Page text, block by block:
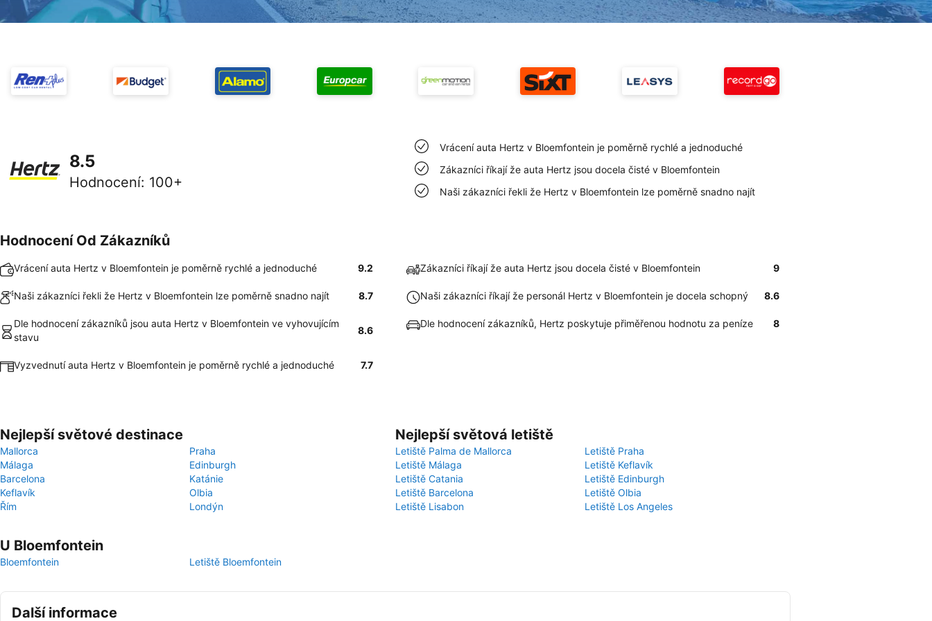
8.5
Hodnocení: 100+
Vrácení auta Hertz v Bloemfontein je poměrně rychlé a jednoduché
Zákazníci říkají že auta Hertz jsou docela čisté v Bloemfontein
Naši zákazníci řekli že Hertz v Bloemfontein lze poměrně snadno najít
Hodnocení Od Zákazníků
Vrácení auta Hertz v Bloemfontein je poměrně rychlé a jednoduché 9.2 Zákazníci říkají že auta Hertz jsou docela čisté v Bloemfontein 9
Naši zákazníci řekli že Hertz v Bloemfontein lze poměrně snadno najít 8.7 Naši zákazníci říkají že personál Hertz v Bloemfontein je docela schopný 8.6
Dle hodnocení zákazníků jsou auta Hertz v Bloemfontein ve vyhovujícím
stavu
8.6
Dle hodnocení zákazníků, Hertz poskytuje přiměřenou hodnotu za peníze 8
Vyzvednutí auta Hertz v Bloemfontein je poměrně rychlé a jednoduché 7.7
Nejlepší světové destinace
Mallorca
Praha
Málaga
Edinburgh
Barcelona
Katánie
Keflavík
Olbia
Řím
Londýn
Nejlepší světová letiště
Letiště Palma de Mallorca
Letiště Praha
Letiště Málaga
Letiště Keflavík
Letiště Catania
Letiště Edinburgh
Letiště Barcelona
Letiště Olbia
Letiště Lisabon
Letiště Los Angeles
U Bloemfontein
Bloemfontein Letiště Bloemfontein
Další informace